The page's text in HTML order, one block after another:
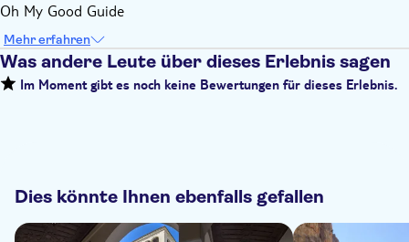
Oh My Good Guide
Mehr erfahren
Was andere Leute über dieses Erlebnis sagen
Im Moment gibt es noch keine Bewertungen für dieses Erlebnis.
Dies könnte Ihnen ebenfalls gefallen